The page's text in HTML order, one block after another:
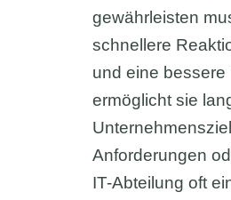
gewährleisten
schnellere
und eine
ermöglicht sie
Anforderungen
IT-Abteilung oft